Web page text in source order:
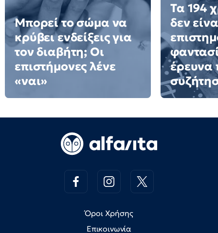
Μπορεί το σώμα να
κρύβει ενδείξεις για
τον διαβήτη; Οι
επιστήμονες λένε
«ναι»
Τα 194
δεν
έρευνα
Όροι Χρήσης
Επικοινωνία